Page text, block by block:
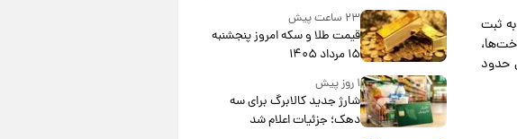
ثبت
حدود
۲۳ ساعت پیش
قیمت طلا و سکه امروز پنجشنبه
۱۵ مرداد ۱۴۰۵
۱ روز پیش
شارژ جدید کالابرگ برای سه
دهک؛ جزئیات اعلام شد